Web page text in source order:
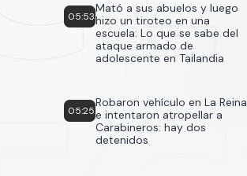
05:53
Mató a sus abuelos y luego
hizo un tiroteo en una
escuela: Lo que se sabe del
ataque armado de
adolescente en Tailandia
05:25
Robaron vehículo en La Reina
e intentaron atropellar a
Carabineros: hay dos
detenidos